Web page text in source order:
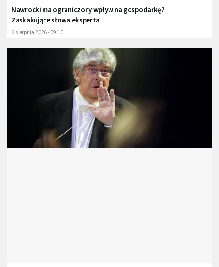
Nawrocki ma ograniczony wpływ na gospodarkę?
Zaskakujące słowa eksperta
6 sierpnia 2026 - 09:10